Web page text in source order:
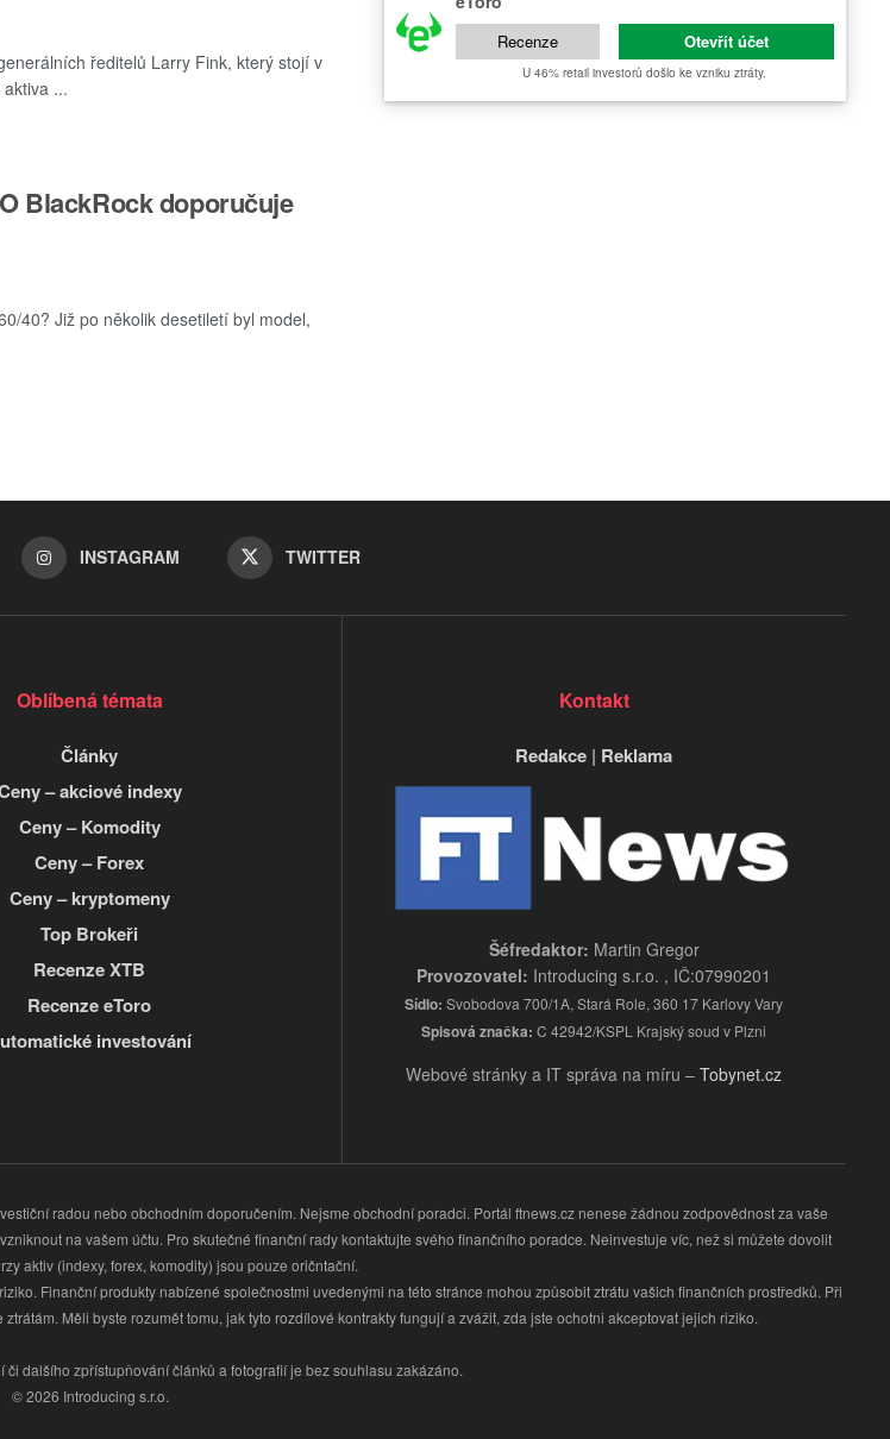
ředitelů Larry Fink, který stojí v
...
BlackRock doporučuje
40? Již po několik desetiletí byl model,
Recenze Otevřít účet
U 46% retail investorů došlo ke vzniku ztráty.
INSTAGRAM TWITTER
Oblíbená témata
Články
– akciové indexy
Ceny – Komodity
Ceny – Forex
Ceny – kryptomeny
Top Brokeři
Recenze XTB
Recenze eToro
investování
Kontakt
Redakce | Reklama
Šéfredaktor: Martin Gregor
Provozovatel: Introducing s.r.o. , IČ:07990201
Sídlo: Svobodova 700/1A, Stará Role, 360 17 Karlovy Vary
Spisová značka: C 42942/KSPL Krajský soud v Plzni
Webové stránky a IT správa na míru –Tobynet.cz
radou nebo obchodním doporučením. Nejsme obchodní poradci. Portál ftnews.cz nenese žádnou zodpovědnost za vaše
na vašem účtu. Pro skutečné finanční rady kontaktujte svého finančního poradce. Neinvestuje víc, než si můžete dovolit
aktiv (indexy, forex, komodity) jsou pouze oričntační.
Finanční produkty nabízené společnostmi uvedenými na této stránce mohou způsobit ztrátu vašich finančních prostředků. Při
Měli byste rozumět tomu, jak tyto rozdílové kontrakty fungují a zvážit, zda jste ochotni akceptovat jejich riziko.
dalšího zpřístupňování článků a fotografií je bez souhlasu zakázáno.
© 2026 Introducing s.r.o.